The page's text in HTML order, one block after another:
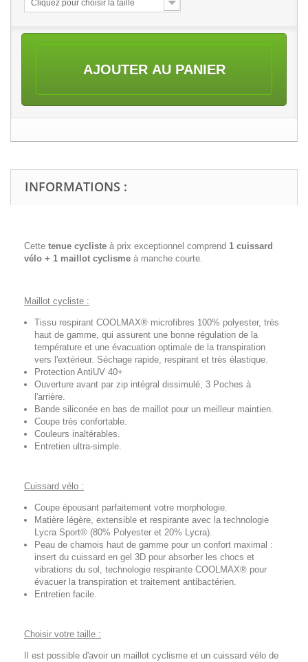
Cliquez pour choisir la taille
AJOUTER AU PANIER
INFORMATIONS :
Cette tenue cycliste à prix exceptionnel comprend 1 cuissard
vélo + 1 maillot cyclisme à manche courte.
Maillot cycliste :
Tissu respirant COOLMAX® microfibres 100% polyester, très
haut de gamme, qui assurent une bonne régulation de la
température et une évacuation optimale de la transpiration
vers l'extérieur. Séchage rapide, respirant et très élastique.
Protection AntiUV 40+
Ouverture avant par zip intégral dissimulé, 3 Poches à
l'arrière.
Bande siliconée en bas de maillot pour un meilleur maintien.
Coupe très confortable.
Couleurs inaltérables.
Entretien ultra-simple.
Cuissard vélo :
Coupe épousant parfaitement votre morphologie.
Matière légère, extensible et respirante avec la technologie
Lycra Sport® (80% Polyester et 20% Lycra).
Peau de chamois haut de gamme pour un confort maximal :
insert du cuissard en gel 3D pour absorber les chocs et
vibrations du sol, technologie respirante COOLMAX® pour
évacuer la transpiration et traitement antibactérien.
Entretien facile.
Choisir votre taille :
Il est possible d'avoir un maillot cyclisme et un cuissard vélo de